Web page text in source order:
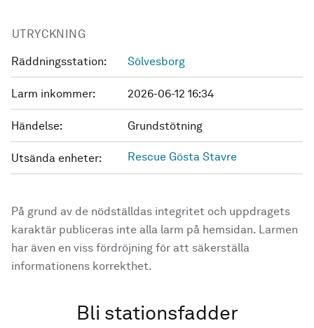
UTRYCKNING
Räddningsstation: Sölvesborg
Larm inkommer: 2026-06-12 16:34
Händelse: Grundstötning
Utsända enheter: Rescue Gösta Stavre
På grund av de nödställdas integritet och uppdragets
karaktär publiceras inte alla larm på hemsidan. Larmen
har även en viss fördröjning för att säkerställa
informationens korrekthet.
Bli stationsfadder